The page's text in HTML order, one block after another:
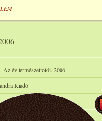
Az év természetfotói. 2006
Kiadó